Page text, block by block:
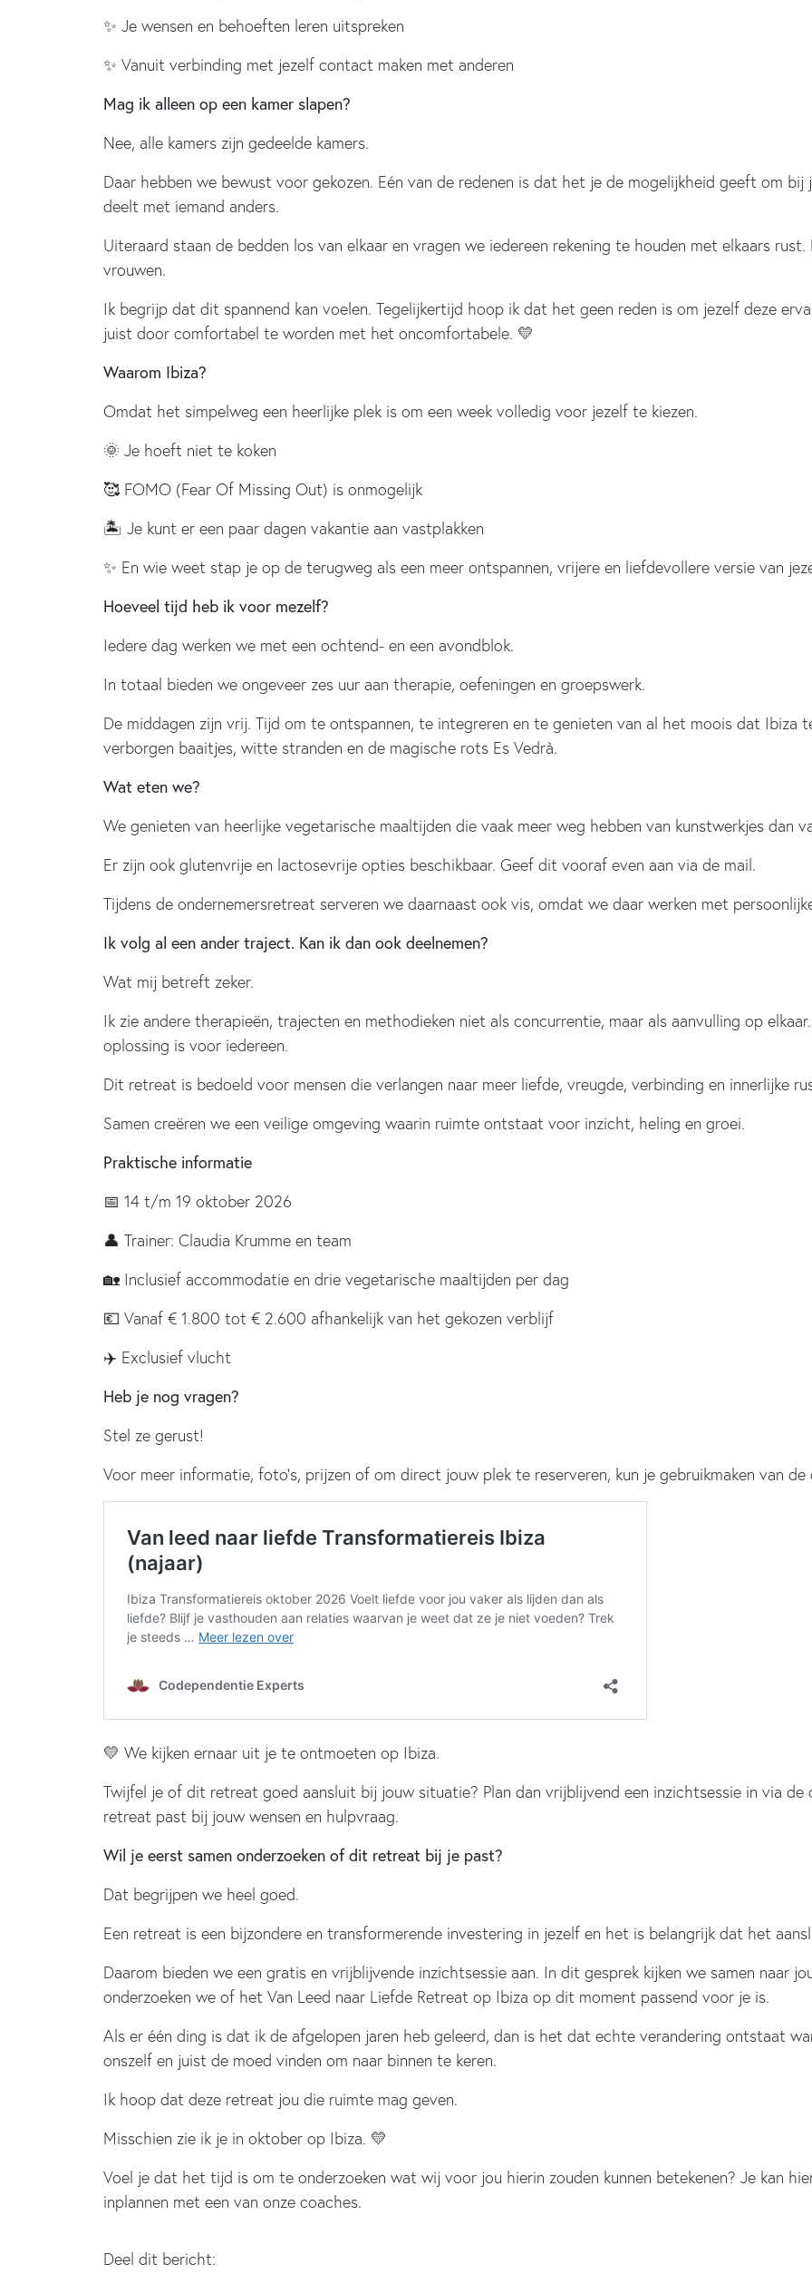
✨ Je wensen en behoeften leren uitspreken
✨ Vanuit verbinding met jezelf contact maken met anderen
Mag ik alleen op een kamer slapen?
Nee, alle kamers zijn gedeelde kamers.
Daar hebben we bewust voor gekozen. Eén van de redenen is dat het je de mogelijkheid geeft om
deelt met iemand anders.
Uiteraard staan de bedden los van elkaar en vragen we iedereen rekening te houden met elkaars
vrouwen.
Ik begrijp dat dit spannend kan voelen. Tegelijkertijd hoop ik dat het geen reden is om jezelf deze
juist door comfortabel te worden met het oncomfortabele. 💛
Waarom Ibiza?
Omdat het simpelweg een heerlijke plek is om een week volledig voor jezelf te kiezen.
🌞 Je hoeft niet te koken
🥰 FOMO (Fear Of Missing Out) is onmogelijk
🏝️ Je kunt er een paar dagen vakantie aan vastplakken
✨ En wie weet stap je op de terugweg als een meer ontspannen, vrijere en liefdevollere versie van
Hoeveel tijd heb ik voor mezelf?
Iedere dag werken we met een ochtend- en een avondblok.
In totaal bieden we ongeveer zes uur aan therapie, oefeningen en groepswerk.
De middagen zijn vrij. Tijd om te ontspannen, te integreren en te genieten van al het moois dat Ibiza
verborgen baaitjes, witte stranden en de magische rots Es Vedrà.
Wat eten we?
We genieten van heerlijke vegetarische maaltijden die vaak meer weg hebben van kunstwerkjes dan
Er zijn ook glutenvrije en lactosevrije opties beschikbaar. Geef dit vooraf even aan via de mail.
Tijdens de ondernemersretreat serveren we daarnaast ook vis, omdat we daar werken met
Ik volg al een ander traject. Kan ik dan ook deelnemen?
Wat mij betreft zeker.
Ik zie andere therapieën, trajecten en methodieken niet als concurrentie, maar als aanvulling op
oplossing is voor iedereen.
Dit retreat is bedoeld voor mensen die verlangen naar meer liefde, vreugde, verbinding en innerlijke
Samen creëren we een veilige omgeving waarin ruimte ontstaat voor inzicht, heling en groei.
Praktische informatie
📅 14 t/m 19 oktober 2026
👤 Trainer: Claudia Krumme en team
🏡 Inclusief accommodatie en drie vegetarische maaltijden per dag
💶 Vanaf € 1.800 tot € 2.600 afhankelijk van het gekozen verblijf
✈️ Exclusief vlucht
Heb je nog vragen?
Stel ze gerust!
Voor meer informatie, foto’s, prijzen of om direct jouw plek te reserveren, kun je gebruikmaken van de
💛 We kijken ernaar uit je te ontmoeten op Ibiza.
Twijfel je of dit retreat goed aansluit bij jouw situatie? Plan dan vrijblijvend een inzichtsessie in via de
retreat past bij jouw wensen en hulpvraag.
Wil je eerst samen onderzoeken of dit retreat bij je past?
Dat begrijpen we heel goed.
Een retreat is een bijzondere en transformerende investering in jezelf en het is belangrijk dat het
Daarom bieden we een gratis en vrijblijvende inzichtsessie aan. In dit gesprek kijken we samen naar
onderzoeken we of het Van Leed naar Liefde Retreat op Ibiza op dit moment passend voor je is.
Als er één ding is dat ik de afgelopen jaren heb geleerd, dan is het dat echte verandering ontstaat
onszelf en juist de moed vinden om naar binnen te keren.
Ik hoop dat deze retreat jou die ruimte mag geven.
Misschien zie ik je in oktober op Ibiza. 💛
Voel je dat het tijd is om te onderzoeken wat wij voor jou hierin zouden kunnen betekenen? Je kan
inplannen met een van onze coaches.
Deel dit bericht: